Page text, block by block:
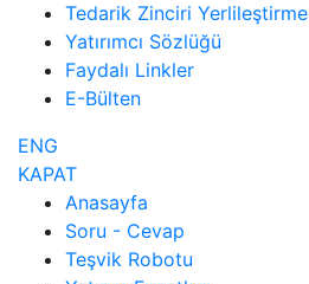
Tedarik Zinciri Yerlileştirme
Yatırımcı Sözlüğü
Faydalı Linkler
E-Bülten
ENG
KAPAT
Anasayfa
Soru - Cevap
Teşvik Robotu